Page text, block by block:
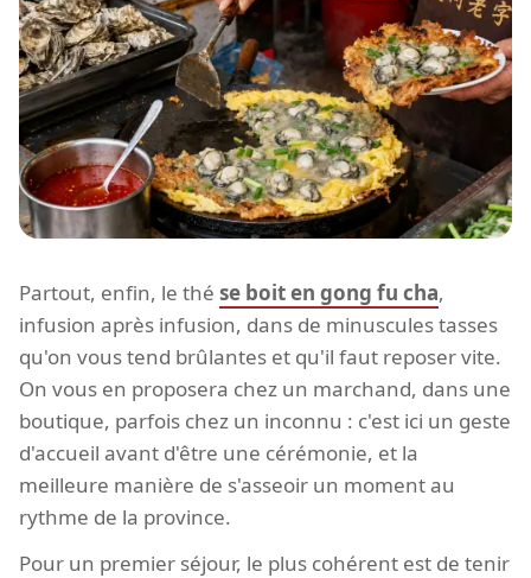
Partout, enfin, le thé se boit en gong fu cha,
infusion après infusion, dans de minuscules tasses
qu'on vous tend brûlantes et qu'il faut reposer vite.
On vous en proposera chez un marchand, dans une
boutique, parfois chez un inconnu : c'est ici un geste
d'accueil avant d'être une cérémonie, et la
meilleure manière de s'asseoir un moment au
rythme de la province.
Pour un premier séjour, le plus cohérent est de tenir